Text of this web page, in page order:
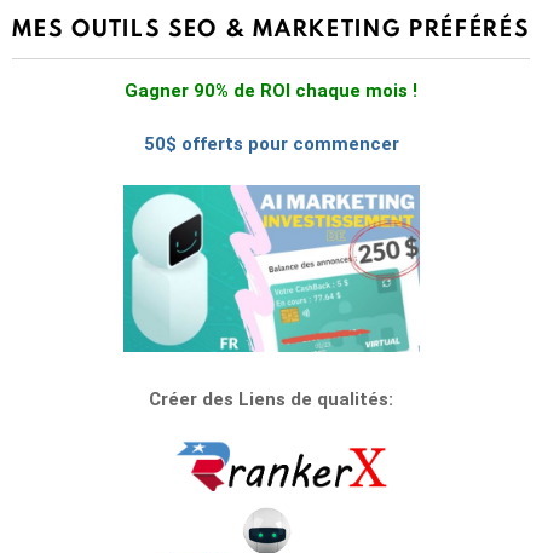
MES OUTILS SEO & MARKETING PRÉFÉRÉS
Gagner 90% de ROI chaque mois !
50$ offerts pour commencer
Créer des Liens de qualités: